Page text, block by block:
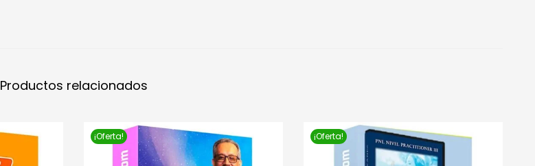
Productos relacionados
¡Oferta! ¡Oferta!